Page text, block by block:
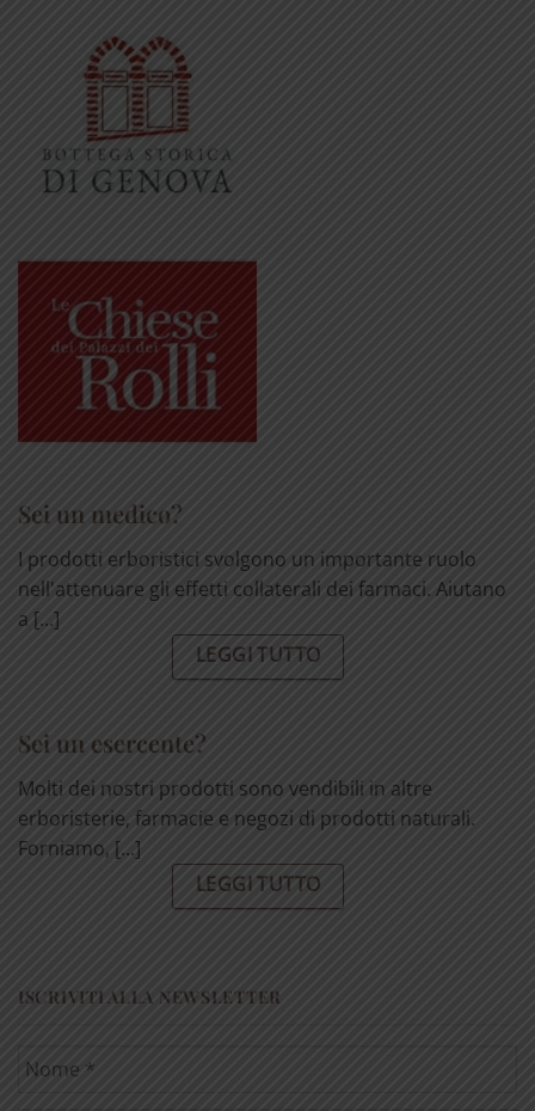
Sei un medico?
I prodotti erboristici svolgono un importante ruolo
nell'attenuare gli effetti collaterali dei farmaci. Aiutano
a [...]
LEGGI TUTTO
Sei un esercente?
Molti dei nostri prodotti sono vendibili in altre
erboristerie, farmacie e negozi di prodotti naturali.
Forniamo, [...]
LEGGI TUTTO
ISCRIVITI ALLA NEWSLETTER